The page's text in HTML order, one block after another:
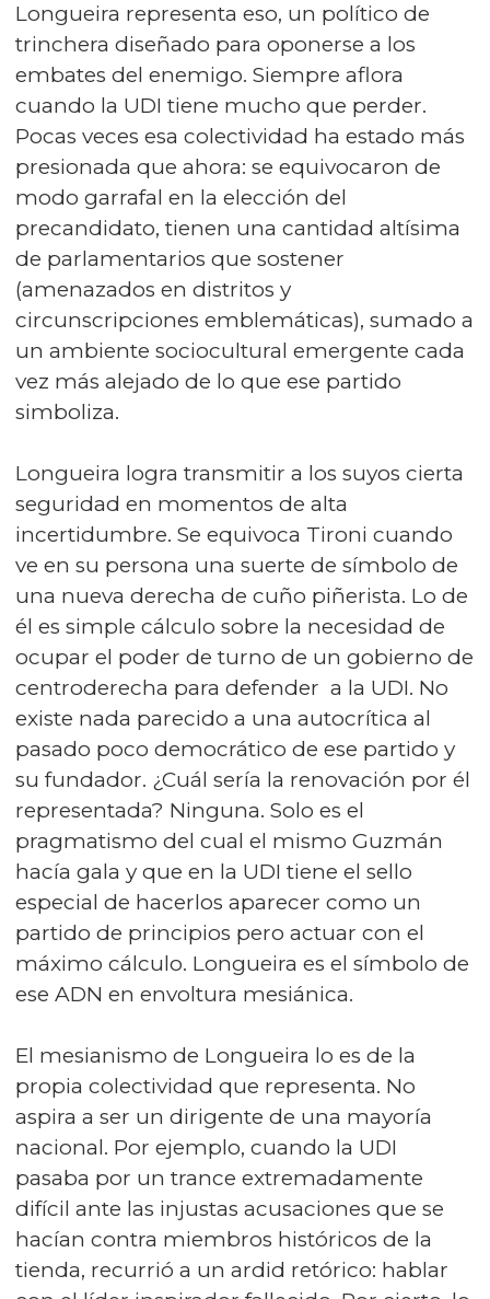
Longueira representa eso, un político de
trinchera diseñado para oponerse a los
embates del enemigo. Siempre aflora
cuando la UDI tiene mucho que perder.
Pocas veces esa colectividad ha estado más
presionada que ahora: se equivocaron de
modo garrafal en la elección del
precandidato, tienen una cantidad altísima
de parlamentarios que sostener
(amenazados en distritos y
circunscripciones emblemáticas), sumado a
un ambiente sociocultural emergente cada
vez más alejado de lo que ese partido
simboliza.
Longueira logra transmitir a los suyos cierta
seguridad en momentos de alta
incertidumbre. Se equivoca Tironi cuando
ve en su persona una suerte de símbolo de
una nueva derecha de cuño piñerista. Lo de
él es simple cálculo sobre la necesidad de
ocupar el poder de turno de un gobierno de
centroderecha para defender a la UDI. No
existe nada parecido a una autocrítica al
pasado poco democrático de ese partido y
su fundador. ¿Cuál sería la renovación por él
representada? Ninguna. Solo es el
pragmatismo del cual el mismo Guzmán
hacía gala y que en la UDI tiene el sello
especial de hacerlos aparecer como un
partido de principios pero actuar con el
máximo cálculo. Longueira es el símbolo de
ese ADN en envoltura mesiánica.
El mesianismo de Longueira lo es de la
propia colectividad que representa. No
aspira a ser un dirigente de una mayoría
nacional. Por ejemplo, cuando la UDI
pasaba por un trance extremadamente
difícil ante las injustas acusaciones que se
hacían contra miembros históricos de la
tienda, recurrió a un ardid retórico: hablar